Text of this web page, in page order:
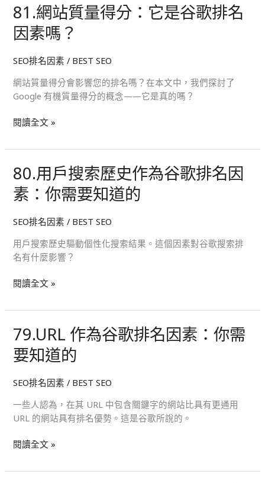
81.網站質量得分：它是谷歌排名
因素嗎？
SEO排名因素 / BEST SEO
網站質量得分會影響您的排名嗎？在本文中，我們探討了
Google 有機質量得分的概念——它是真的嗎？
81.
網
站
量
得
分：
它
是
谷
名
因
素
閱讀全文 »
80.用戶搜索歷史作為谷歌排名因
素：你需要知道的
SEO排名因素 / BEST SEO
用戶搜索歷史驅動個性化搜索結果。這個因素對谷歌搜索排
名有什麼影響？
80.
用
戶
索
史
作
為
谷
名
因
素：
需
知
的
閱讀全文 »
79.URL 作為谷歌排名因素：你需
要知道的
SEO排名因素 / BEST SEO
一些人認為，在其 URL 中包含關鍵字的網站比具有更通用
URL 的網站具有排名優勢。這是谷歌所說的。
79.URL
作
為
歌
因
素：
你
閱讀全文 »